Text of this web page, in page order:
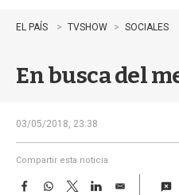
EL PAÍS TVSHOW SOCIALES
En busca del
03/05/2018, 23:38
Compartir esta noticia
F
W
T
L
E